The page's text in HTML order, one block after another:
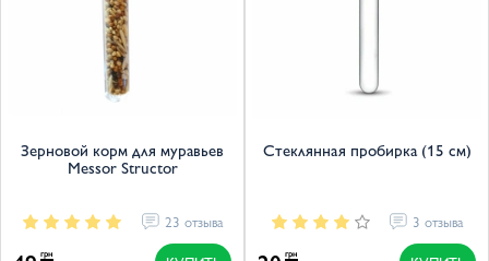
Зерновой корм для муравьев
Messor Structor
23 отзыва
грн
Стеклянная пробирка (15 см)
3 отзыва
грн